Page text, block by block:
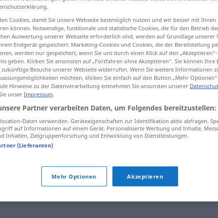
Bestimmungsort
Cookies, damit Sie unsere Webseite bestmöglich nutzen und wir besser mit Ihnen
können. Notwendige, funktionale und statistische Cookies, die für den Betrieb
Auswertung unserer Webseite erforderlich sind, werden auf Grundlage unserer
Endgerät gespeichert. Marketing-Cookies und Cookies, die der Bereitstellung
werden nur gespeichert, wenn Sie uns durch einen Klick auf den
geben. Klicken Sie ansonsten auf „Fortfahren ohne Akzeptieren“. Sie können
Besuche unserer Webseite widerrufen. Wenn Sie weitere Informationen
möchten, klicken Sie einfach auf den Button „Mehr
Hinweise zu der Datenverarbeitung entnehmen Sie ansonsten unserer
unser Impressum.
Partner verarbeiten Daten, um Folgendes bereitzustellen:
Daten verwenden. Geräteeigenschaften zur Identifikation aktiv abfragen.
auf Informationen auf einem Gerät. Personalisierte Werbung und Inhalte,
Inhalten, Zielgruppenforschung und Entwicklung von Dienstleistungen.
(Lieferanten)
Mehr Optionen Akzeptieren